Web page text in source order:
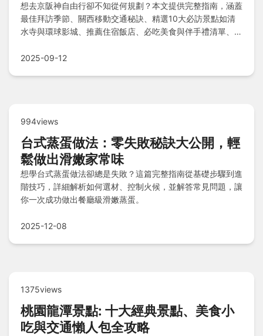
想去京阪神自由行卻不知從何規劃？本文提供完整指南，涵蓋
最佳拜訪季節、關西移動交通秘訣、精選10大必訪景點如清
水寺與環球影城、推薦住宿飯店、必吃美食與伴手禮清單、經
鬆搞定所有細節，享受完美旅程！
2025-09-12
994views
台式蒸蛋做法：零失敗秘訣大公開，輕
鬆做出滑嫩家常味
想學台式蒸蛋做法卻總是失敗？這篇完整指南從基礎步驟到進
階技巧，詳細解析如何選材、控制火候，並解答常見問題，讓
你一次成功做出餐廳級滑嫩蒸蛋。
2025-12-08
1375views
桃園龍潭景點: 十大經典景點、美食小
吃與交通懶人包全攻略